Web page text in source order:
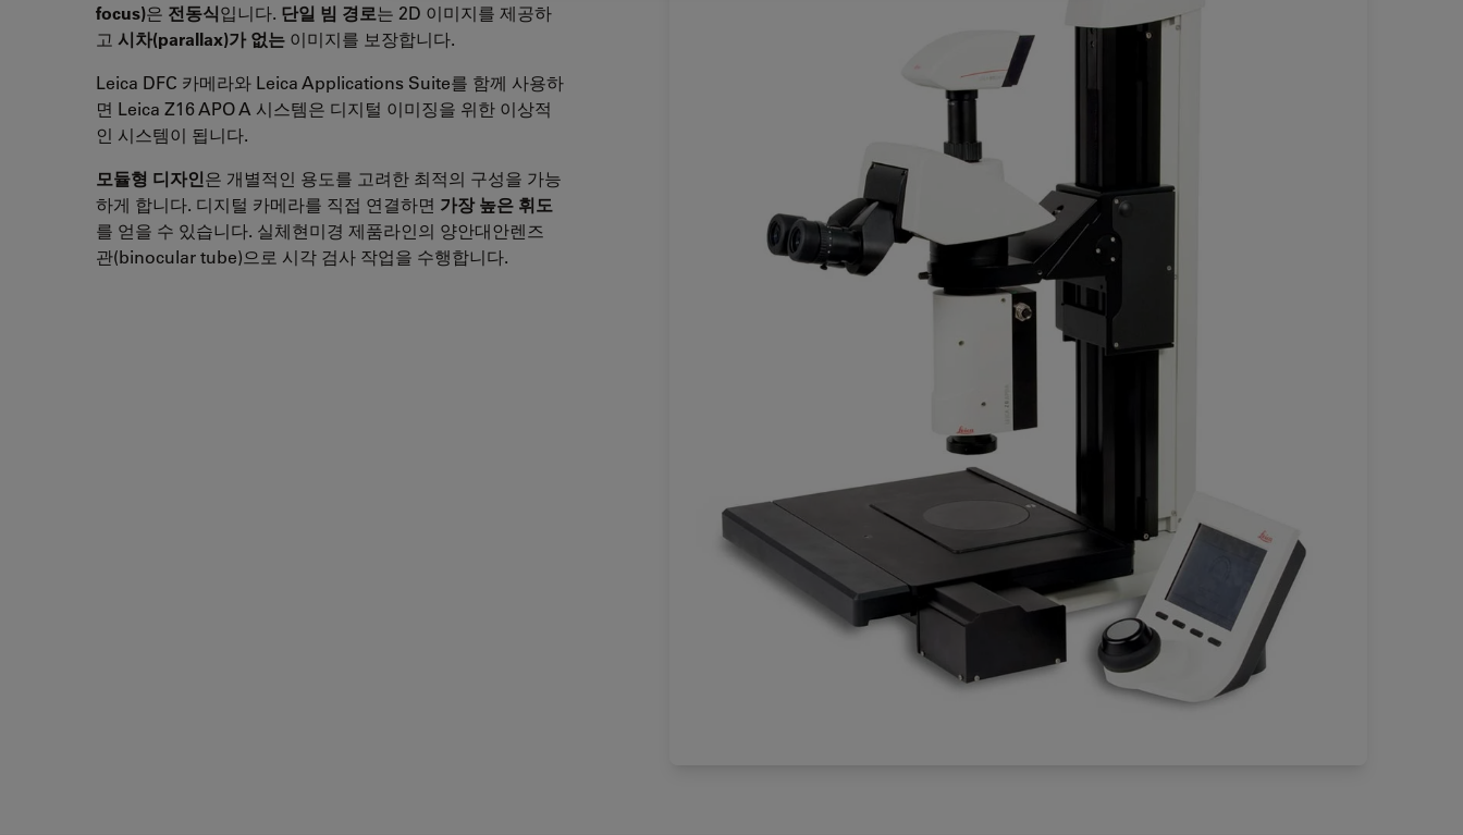
focus)은 전동식입니다. 단일 빔 경로는 2D 이미지를 제공하
고 시차(parallax)가 없는 이미지를 보장합니다.
Leica DFC 카메라와 Leica Applications Suite를 함께 사용하
면 Leica Z16 APO A 시스템은 디지털 이미징을 위한 이상적
인 시스템이 됩니다.
모듈형 디자인은 개별적인 용도를 고려한 최적의 구성을 가능
하게 합니다. 디지털 카메라를 직접 연결하면 가장 높은 휘도
를 얻을 수 있습니다. 실체현미경 제품라인의 양안대안렌즈
관(binocular tube)으로 시각 검사 작업을 수행합니다.